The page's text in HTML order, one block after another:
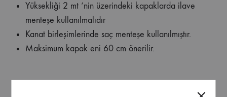
Yüksekliği 2 mt ‘nin üzerindeki kapaklarda ilave
menteşe kullanılmalıdır
Kanat birleşimlerinde saç menteşe kullanılmıştır.
Maksimum kapak eni 60 cm önerilir.